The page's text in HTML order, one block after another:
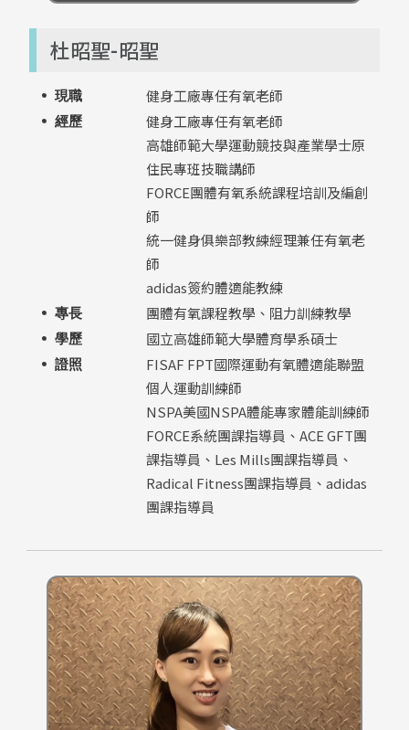
杜昭聖-昭聖
現職 健身工廠專任有氧老師
經歷
健身工廠專任有氧老師
高雄師範大學運動競技與產業學士原
住民專班技職講師
FORCE團體有氧系統課程培訓及編創
師
統一健身俱樂部教練經理兼任有氧老
師
adidas簽約體適能教練
專長 團體有氧課程教學、阻力訓練教學
學歷 國立高雄師範大學體育學系碩士
證照
FISAF FPT國際運動有氧體適能聯盟
個人運動訓練師
NSPA美國NSPA體能專家體能訓練師
FORCE系統團課指導員、ACE GFT團
課指導員、Les Mills團課指導員、
Radical Fitness團課指導員、adidas
團課指導員